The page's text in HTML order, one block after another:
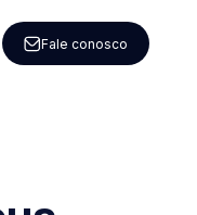
Fale conosco